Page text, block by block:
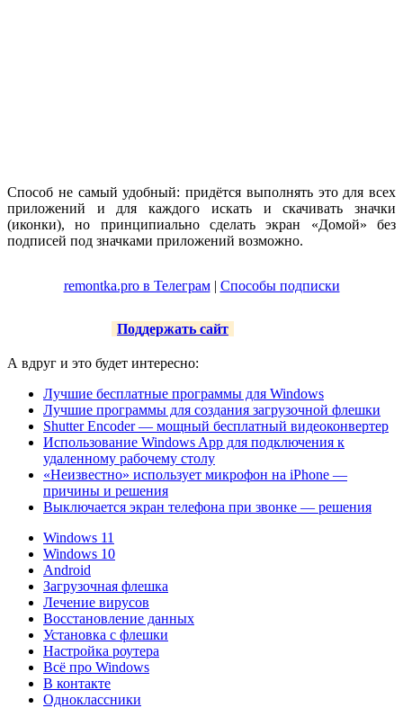
Способ не самый удобный: придётся выполнять это для всех
приложений и для каждого искать и скачивать значки
(иконки), но принципиально сделать экран «Домой» без
подписей под значками приложений возможно.
remontka.pro в Телеграм| Способы подписки
Поддержать сайт
А вдруг и это будет интересно:
Лучшие бесплатные программы для Windows
Лучшие программы для создания загрузочной флешки
Shutter Encoder — мощный бесплатный видеоконвертер
Использование Windows App для подключения к
удаленному рабочему столу
«Неизвестно» использует микрофон на iPhone —
причины и решения
Выключается экран телефона при звонке — решения
Windows 11
Windows 10
Android
Загрузочная флешка
Лечение вирусов
Восстановление данных
Установка с флешки
Настройка роутера
Всё про Windows
В контакте
Одноклассники